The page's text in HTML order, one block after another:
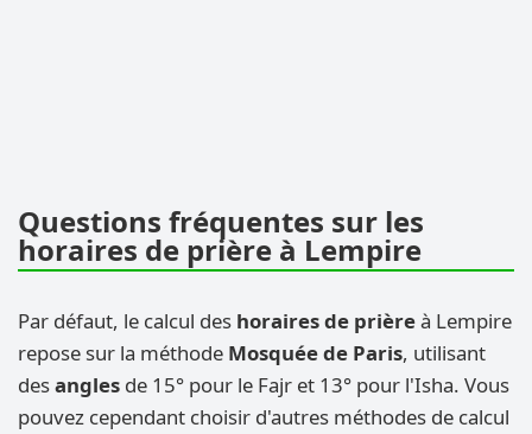
Questions fréquentes sur les
horaires de prière à Lempire
Par défaut, le calcul des horaires de prièreà Lempire
repose sur la méthode Mosquée de Paris, utilisant
desangles de 15° pour le Fajr et 13° pour l'Isha. Vous
pouvez cependant choisir d'autres méthodes de calcul